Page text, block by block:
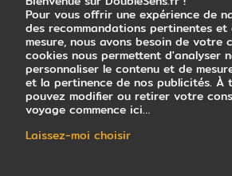
Pour vous offrir une expérience de
des recommandations pertinentes et
mesure, nous avons besoin de votre
cookies nous permettent d'analyser
personnaliser le contenu et de
et la pertinence de nos publicités. À
pouvez modifier ou retirer votre
voyage commence ici…
Laissez-moi choisir